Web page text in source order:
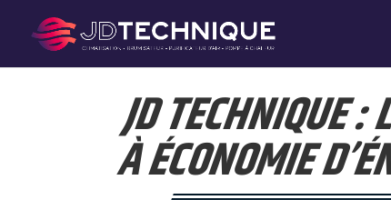
JD TECHNIQUE :
À ÉCONOMIE